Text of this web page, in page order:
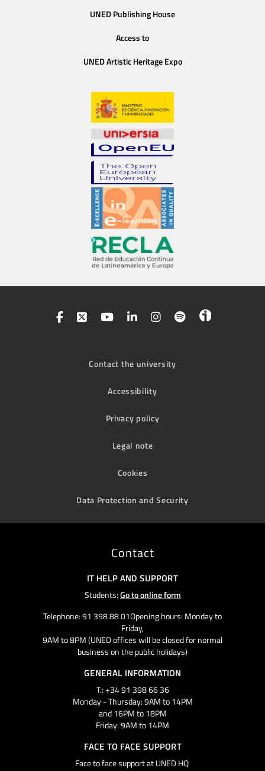
UNED Publishing House
Access to
UNED Artistic Heritage Expo
Contact the university
Accessibility
Privacy policy
Legal note
Cookies
Data Protection and Security
Contact
IT HELP AND SUPPORT
Students:Go to online form
Telephone: 91 398 88 01Opening hours: Monday to
Friday,
9AM to 8PM (UNED offices will be closed for normal
business on the public holidays)
GENERAL INFORMATION
T.: +34 91 398 66 36
Monday - Thursday: 9AM to 14PM
and 16PM to 18PM
Friday: 9AM to 14PM
FACE TO FACE SUPPORT
Face to face support at UNED HQ